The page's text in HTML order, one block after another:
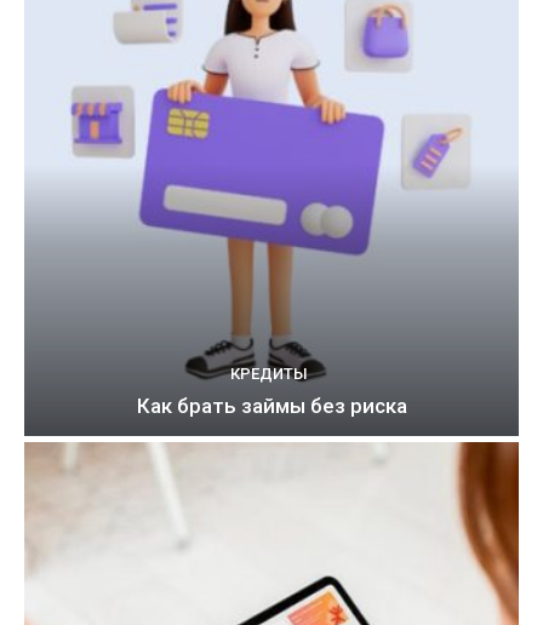
КРЕДИТЫ
Как брать займы без риска